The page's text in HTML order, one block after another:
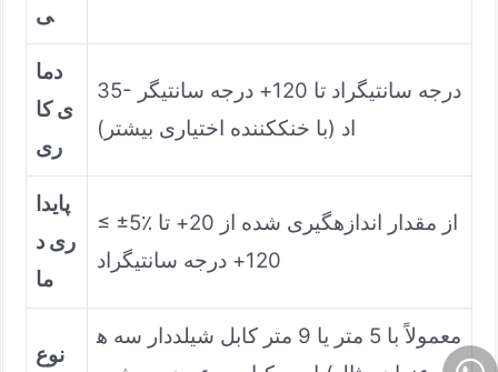
ی
دما
ی کا
ری
35- درجه سانتیگراد تا 120+ درجه سانتیگر
اد (با خنککننده اختیاری بیشتر)
پایدا
ری د
ما
≤ ±5٪ از مقدار اندازهگیری شده از 20+ تا
120+ درجه سانتیگراد
نوع
معمولاً با 5 متر یا 9 متر کابل شیلددار سه ه